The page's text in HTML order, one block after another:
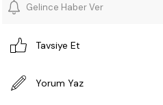
Gelince Haber Ver
Tavsiye Et
Yorum Yaz